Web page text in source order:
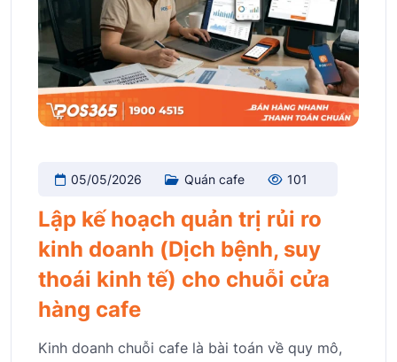
05/05/2026 Quán cafe 101
Lập kế hoạch quản trị rủi ro
kinh doanh (Dịch bệnh, suy
thoái kinh tế) cho chuỗi cửa
hàng cafe
Kinh doanh chuỗi cafe là bài toán về quy mô,